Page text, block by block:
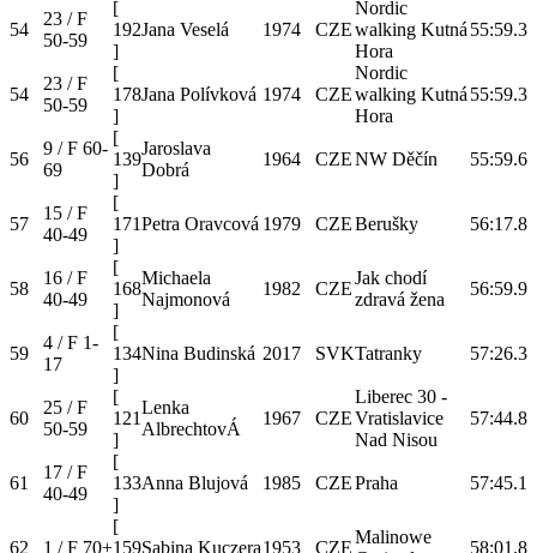
54
23 / F
50-59
[
192
]
Jana Veselá 1974 CZE
Nordic
walking Kutná
Hora
55:59.3
54
23 / F
50-59
[
178
]
Jana Polívková 1974 CZE
Nordic
walking Kutná
Hora
55:59.3
56
9 / F 60-
69
[
139
]
Jaroslava
Dobrá
1964 CZENW Děčín 55:59.6
57
15 / F
40-49
[
171
]
Petra Oravcová 1979 CZEBerušky 56:17.8
58
16 / F
40-49
[
168
]
Michaela
Najmonová
1982 CZE
Jak chodí
zdravá žena
56:59.9
59
4 / F 1-
17
[
134
]
Nina Budinská 2017 SVKTatranky 57:26.3
60
25 / F
50-59
[
121
]
Lenka
AlbrechtovÁ
1967 CZE
Liberec 30 -
Vratislavice
Nad Nisou
57:44.8
61
17 / F
40-49
[
133
]
Anna Blujová 1985 CZEPraha 57:45.1
62 1 / F 70+
[
159Sabina Kuczera1953 CZE
Malinowe
58:01.8